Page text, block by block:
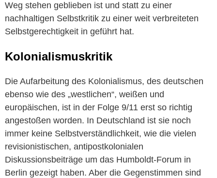
Weg stehen geblieben ist und statt zu einer
nachhaltigen Selbstkritik zu einer weit verbreiteten
Selbstgerechtigkeit in geführt hat.
Kolonialismuskritik
Die Aufarbeitung des Kolonialismus, des deutschen
ebenso wie des „westlichen“, weißen und
europäischen, ist in der Folge 9/11 erst so richtig
angestoßen worden. In Deutschland ist sie noch
immer keine Selbstverständlichkeit, wie die vielen
revisionistischen, antipostkolonialen
Diskussionsbeiträge um das Humboldt-Forum in
Berlin gezeigt haben. Aber die Gegenstimmen sind